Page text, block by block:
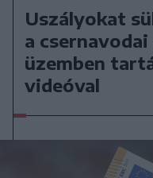
Uszályokat
a
üzemben
videóval